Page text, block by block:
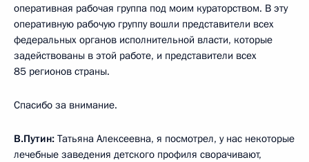
оперативная рабочая группа под моим кураторством. В эту
оперативную рабочую группу вошли представители всех
федеральных органов исполнительной власти, которые
задействованы в этой работе, и представители всех
85 регионов страны.
Спасибо за внимание.
В.Путин: Татьяна Алексеевна, я посмотрел, у нас некоторые
лечебные заведения детского профиля сворачивают,